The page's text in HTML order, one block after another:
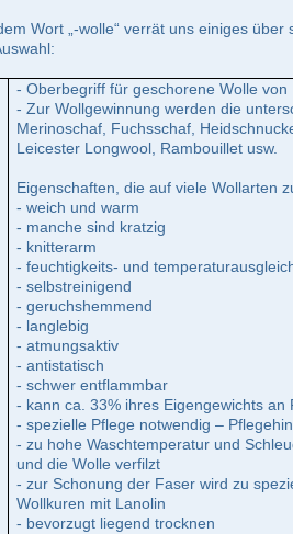
Wort „-wolle“ verrät uns einiges
- Oberbegriff für geschorene Wolle
- Zur Wollgewinnung werden die
Merinoschaf, Fuchsschaf,
Leicester Longwool, Rambouillet usw.
Eigenschaften, die auf viele Wollarten
- weich und warm
- manche sind kratzig
- knitterarm
- feuchtigkeits- und
- selbstreinigend
- geruchshemmend
- langlebig
- atmungsaktiv
- antistatisch
- schwer entflammbar
- kann ca. 33% ihres Eigengewichts an
- spezielle Pflege notwendig –
- zu hohe Waschtemperatur und
und die Wolle verfilzt
- zur Schonung der Faser wird zu
Wollkuren mit Lanolin
- bevorzugt liegend trocknen